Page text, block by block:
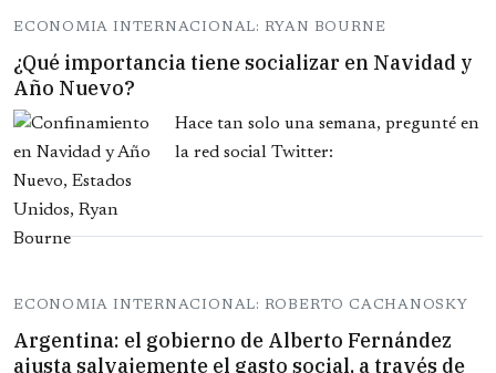
ECONOMIA INTERNACIONAL: RYAN BOURNE
¿Qué importancia tiene socializar en Navidad y
Año Nuevo?
Hace tan solo una semana, pregunté en
la red social Twitter:
ECONOMIA INTERNACIONAL: ROBERTO CACHANOSKY
Argentina: el gobierno de Alberto Fernández
ajusta salvajemente el gasto social, a través de